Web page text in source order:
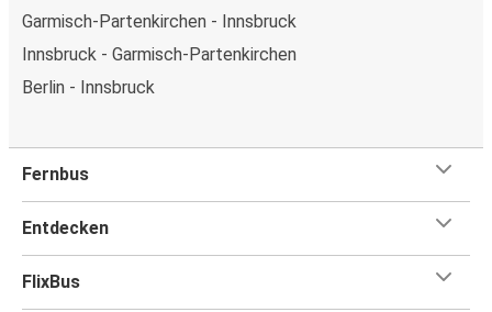
Garmisch-Partenkirchen - Innsbruck
Innsbruck - Garmisch-Partenkirchen
Berlin - Innsbruck
Fernbus
Entdecken
FlixBus